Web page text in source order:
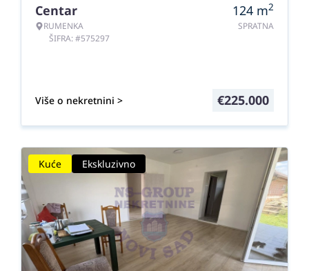
Centar
RUMENKA
ŠIFRA: #575297
124 m2
SPRATNA
Više o nekretnini > €225.000
Kuće Ekskluzivno